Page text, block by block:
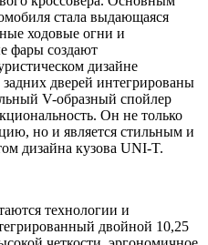
стала выдающаяся
ходовые огни и
фары создают
дизайне
дверей интегрированы
V-образный спойлер
Он не только
но и является стильным и
дизайна кузова UNI-T.
технологии и
двойной 10,25